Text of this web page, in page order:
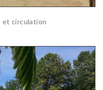
et circulation